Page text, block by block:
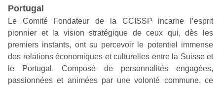
Portugal
Le Comité Fondateur de la CCISSP incarne l’esprit
pionnier et la vision stratégique de ceux qui, dès les
premiers instants, ont su percevoir le potentiel immense
des relations économiques et culturelles entre la Suisse et
le Portugal. Composé de personnalités engagées,
passionnées et animées par une volonté commune, ce